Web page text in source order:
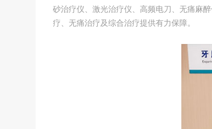
砂治疗仪、激光治疗仪、高频电刀、无痛麻
疗、无痛治疗及综合治疗提供有力保障。